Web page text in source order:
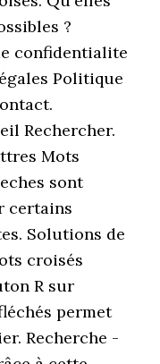
?
confidentialite
Politique
Rechercher.
Mots
sont
certains
Solutions de
croisés
R sur
permet
Recherche -